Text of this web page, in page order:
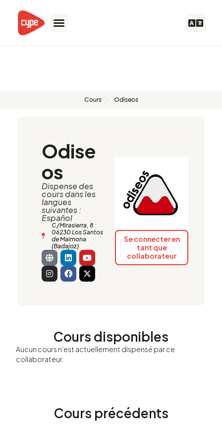
contenu
Cours Odiseos
Odise
os
Dispense des
cours dans les
langues
suivantes :
Español
C/Mirasierra, 8
06230 Los Santos
de Maimona
(Badajoz)
G
l
o
b
e
L
i
n
k
e
Y
o
u
t
u
I
n
s
t
a
F
a
c
e
b
X
-
t
w
i
Se connecter en
tant que
collaborateur
Cours disponibles
Aucun cours n'est actuellement dispensé par ce
collaborateur.
Cours précédents